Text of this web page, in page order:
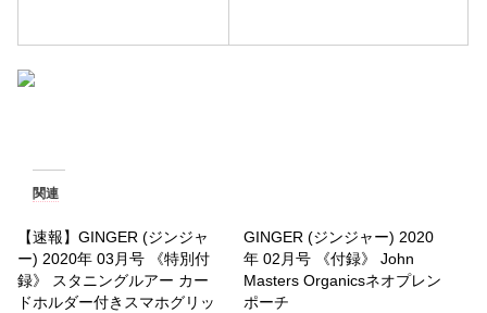
関連
【速報】GINGER (ジンジャ
ー) 2020年 03月号 《特別付
録》 スタニングルアー カー
ドホルダー付きスマホグリッ
GINGER (ジンジャー) 2020
年 02月号 《付録》 John
Masters Organicsネオプレン
ポーチ